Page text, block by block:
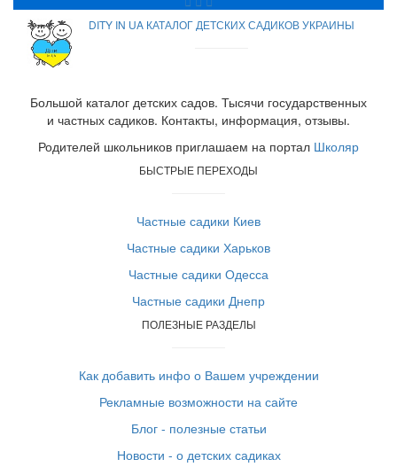
DITY IN UA КАТАЛОГ ДЕТСКИХ САДИКОВ УКРАИНЫ
Большой каталог детских садов. Тысячи государственных
и частных садиков. Контакты, информация, отзывы.
Родителей школьников приглашаем на портал Школяр
БЫСТРЫЕ ПЕРЕХОДЫ
Частные садики Киев
Частные садики Харьков
Частные садики Одесса
Частные садики Днепр
ПОЛЕЗНЫЕ РАЗДЕЛЫ
Как добавить инфо о Вашем учреждении
Рекламные возможности на сайте
Блог - полезные статьи
Новости - о детских садиках